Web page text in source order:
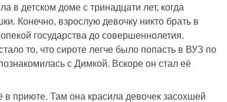
в детском доме с тринадцати лет, когда
Конечно, взрослую девочку никто брать в
государства до совершеннолетия.
то, что сироте легче было попасть в ВУЗ по
с Димкой. Вскоре он стал её
приюте. Там она красила девочек засохшей